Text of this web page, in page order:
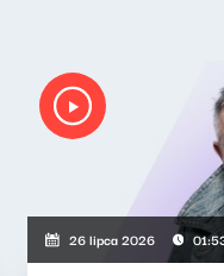
26 lipca 2026